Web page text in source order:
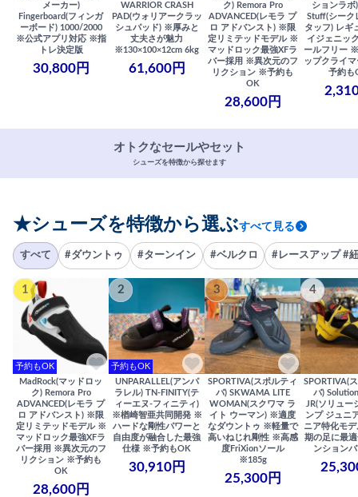
メーカー)
Fingerboard(フィンガ
ーボード) 1000/2000
※公式アプリ対応 ※指
トレ決定版
30,800円
WARRIOR CRASH
PAD(ウォリアークラッ
シュパッド) ※厚みと
丈夫さが魅力
※130×100×12cm 6kg
61,600円
ク) Remora Pro
ADVANCED(レモラ プ
ロ アドバンスト) ※限
定リミテッドモデル ※
マッドロック最強XFラ
バー採用 ※異次元のフ
リクション ※予約も
OK
28,600円
ションラボ
Stuff(シーク
タッフ) レギ
イジェニッ
ールフリー
ップクライ
予約も
オトクなセールやセット
シューズを特徴から探せます
★シューズを特徴から選ぶすべて見る
すべて #ダウントゥ #ターンイン #ベルクロ #レースアップ #
1
予約もOK
MadRock(マッドロッ
ク) Remora Pro
ADVANCED(レモラ プ
ロ アドバンスト) ※限
定リミテッドモデル ※
マッドロック最強XFラ
バー採用 ※異次元のフ
リクション ※予約も
OK
28,600円
2
予約もOK
UNPARALLEL(アンパ
ラレル) TN-FINITY(テ
ィーエヌ-フィニティ)
※楢崎智亜共同開発 ※
ハードな剛性パワーと
自由度が融合した最強
仕様 ※予約もOK
30,910円
3
SPORTIVA(スポルティ
バ) SKWAMA LITE
WOMAN(スクワマ ラ
イト ウーマン) ※適度
なダウントゥ ※軽量で
高いねじれ剛性 ※高感
度FriXionソール
※185g
25,300円
4
SPORTIVA(
バ)
JR(ソリュー
ンプ ジュニ
ニア特化モ
期の足に最
ンション